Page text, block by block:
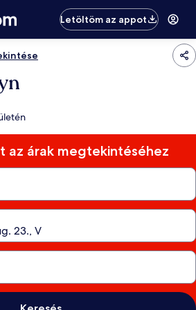
Letöltöm az appot
az árak megtekintéséhez